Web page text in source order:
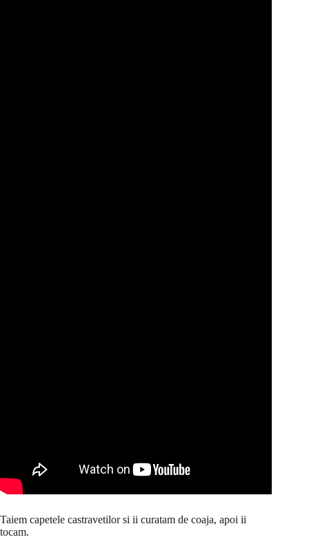
Taiem capetele castravetilor si ii curatam de coaja, apoi ii
tocam.